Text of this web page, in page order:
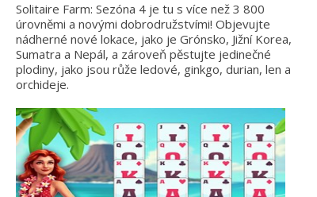
Solitaire Farm: Sezóna 4 je tu s více než 3 800
úrovněmi a novými dobrodružstvími! Objevujte
nádherné nové lokace, jako je Grónsko, Jižní Korea,
Sumatra a Nepál, a zároveň pěstujte jedinečné
plodiny, jako jsou růže ledové, ginkgo, durian, len a
orchideje.